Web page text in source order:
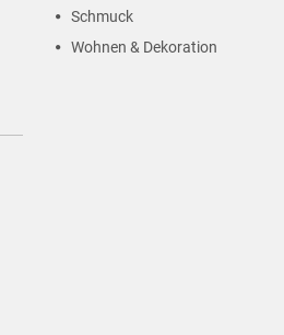
Schmuck
Wohnen & Dekoration